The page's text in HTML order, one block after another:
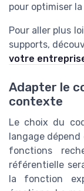
pour optimiser
Pour aller plus
supports,
votre
Adapter le
contexte
Le choix du
langage
fonctions
référentielle
la fonction